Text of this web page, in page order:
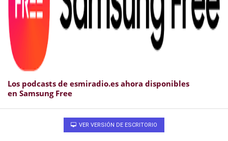
Los podcasts de esmiradio.es ahora disponibles
en Samsung Free
VER VERSIÓN DE ESCRITORIO